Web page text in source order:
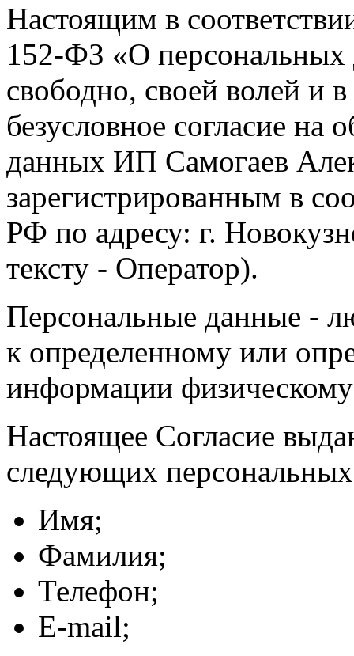
Настоящим в
152-ФЗ «О персональных
свободно, своей волей и
безусловное согласие на
данных ИП Самогаев
зарегистрированным в
РФ по адресу: г.
тексту - Оператор).
Персональные данные -
к определенному или
информации
Настоящее Согласие
следующих
Имя;
Фамилия;
Телефон;
E-mail;